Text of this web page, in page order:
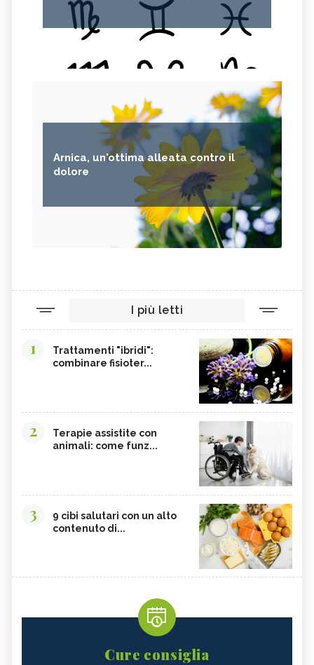
Arnica, un'ottima alleata contro il
dolore
I più letti
1
Trattamenti "ibridi":
combinare fisioter...
2
Terapie assistite con
animali: come funz...
3
9 cibi salutari con un alto
contenuto di...
Cure consiglia